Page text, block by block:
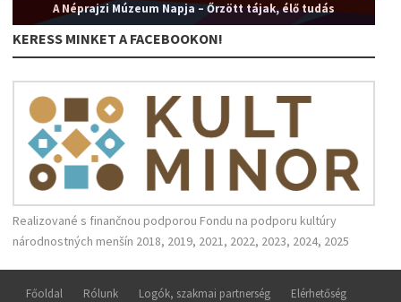
A Néprajzi Múzeum Napja – Őrzött tájak, élő tudás
KERESS MINKET A FACEBOOKON!
Realizované s finančnou podporou Fondu na podporu kultúry
národnostných menšín 2018, 2019, 2021, 2022, 2023, 2024, 2025
Főoldal Rólunk Logók, szakmai partnerség Elérhetőség